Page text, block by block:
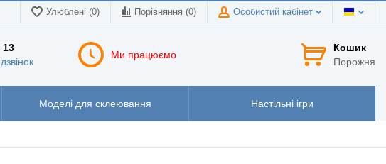
Улюблені (0) Порівняння (0) Особистий кабінет
13
Ми працюємо
Кошик
Порожня
Моделі для склеювання Настільні ігри